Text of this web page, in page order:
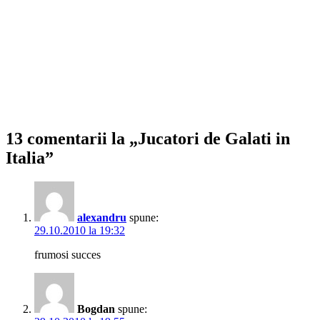
13 comentarii la „Jucatori de Galati in
Italia”
alexandru spune:
29.10.2010 la 19:32
frumosi succes
Bogdan spune: